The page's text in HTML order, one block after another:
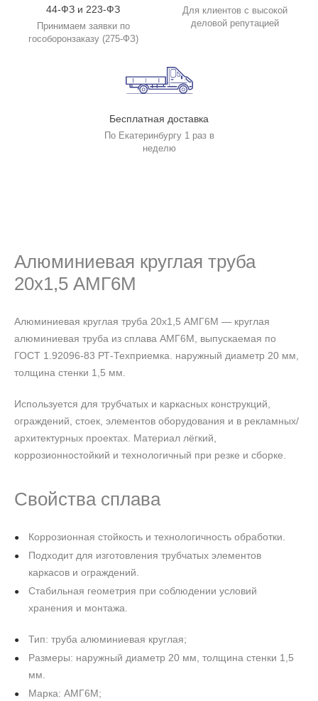
44-ФЗ и 223-ФЗ
Принимаем заявки по
гособоронзаказу (275-ФЗ)
Для клиентов с высокой
деловой репутацией
Бесплатная доставка
По Екатеринбургу 1 раз в
неделю
Алюминиевая круглая труба
20х1,5 АМГ6М
Алюминиевая круглая труба 20х1,5 АМГ6М — круглая
алюминиевая труба из сплава АМГ6М, выпускаемая по
ГОСТ 1.92096-83 РТ-Техприемка. наружный диаметр 20 мм,
толщина стенки 1,5 мм.
Используется для трубчатых и каркасных конструкций,
ограждений, стоек, элементов оборудования и в рекламных/
архитектурных проектах. Материал лёгкий,
коррозионностойкий и технологичный при резке и сборке.
Свойства сплава
Коррозионная стойкость и технологичность обработки.
Подходит для изготовления трубчатых элементов
каркасов и ограждений.
Стабильная геометрия при соблюдении условий
хранения и монтажа.
Тип: труба алюминиевая круглая;
Размеры: наружный диаметр 20 мм, толщина стенки 1,5
мм.
Марка: АМГ6М;